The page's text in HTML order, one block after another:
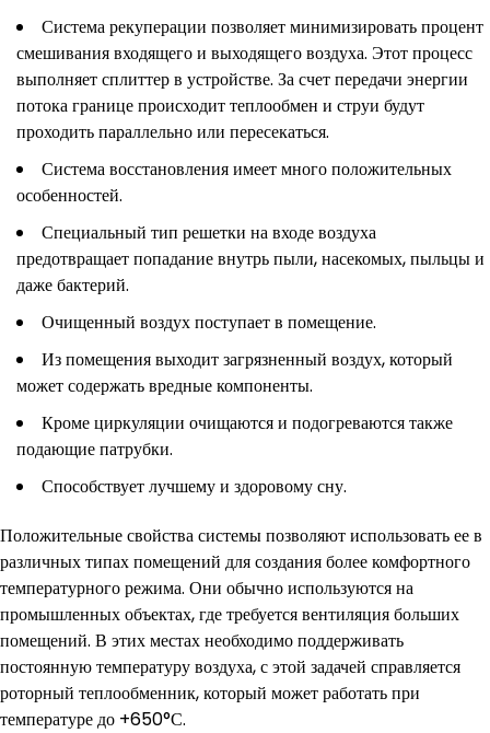
Система рекуперации позволяет минимизировать процент
смешивания входящего и выходящего воздуха. Этот процесс
выполняет сплиттер в устройстве. За счет передачи энергии
потока границе происходит теплообмен и струи будут
проходить параллельно или пересекаться.
Система восстановления имеет много положительных
особенностей.
Специальный тип решетки на входе воздуха
предотвращает попадание внутрь пыли, насекомых, пыльцы и
даже бактерий.
Очищенный воздух поступает в помещение.
Из помещения выходит загрязненный воздух, который
может содержать вредные компоненты.
Кроме циркуляции очищаются и подогреваются также
подающие патрубки.
Способствует лучшему и здоровому сну.
Положительные свойства системы позволяют использовать ее в
различных типах помещений для создания более комфортного
температурного режима. Они обычно используются на
промышленных объектах, где требуется вентиляция больших
помещений. В этих местах необходимо поддерживать
постоянную температуру воздуха, с этой задачей справляется
роторный теплообменник, который может работать при
температуре до +650°С.